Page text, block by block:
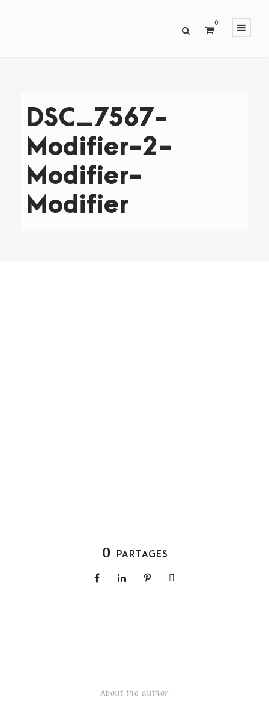
0
DSC_7567-
Modifier-2-
Modifier-
Modifier
0 PARTAGES
About the author